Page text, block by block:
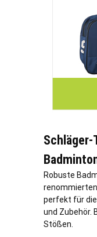
Robuste
perfekt für
und Zubehör.
Stößen.